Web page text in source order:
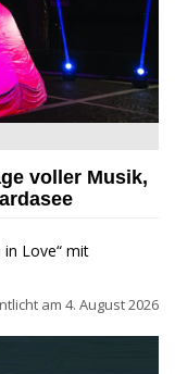
voller Musik,
in Love“ mit
am 4. August 2026